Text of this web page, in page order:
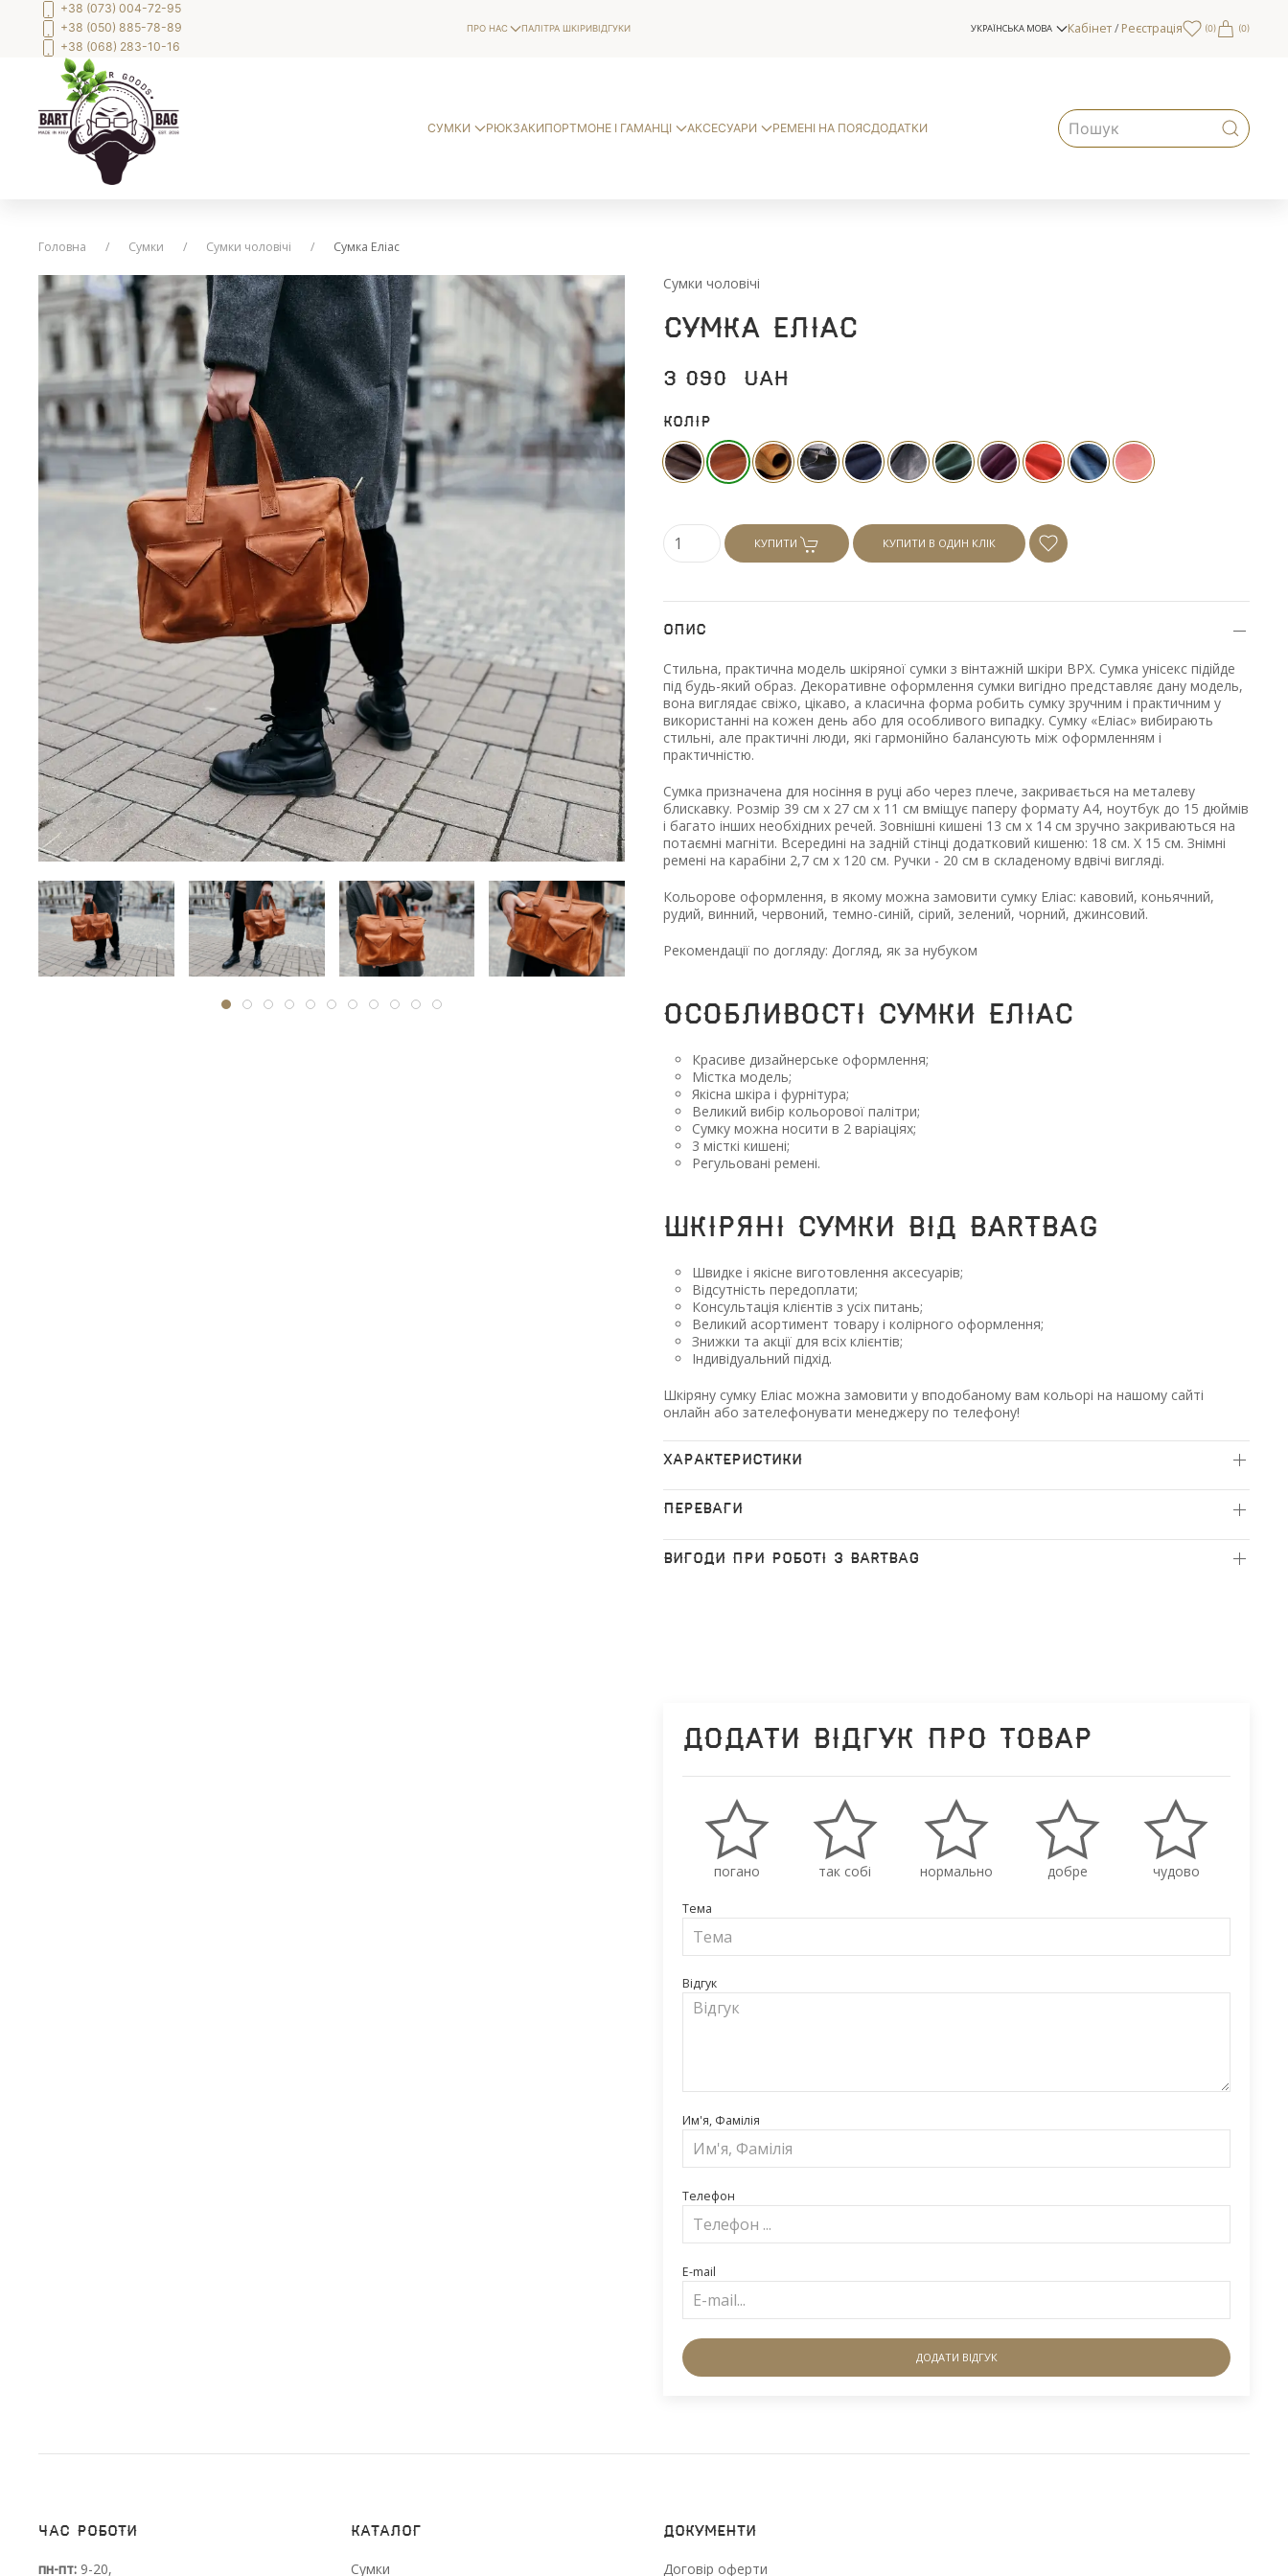
+38 (073) 004-72-95
+38 (050) 885-78-89
+38 (068) 283-10-16
ПРО НАС ПАЛІТРА ШКІРИВІДГУКИ УКРАЇНСЬКА МОВА Кабінет/Реєстрація (0) (0)
СУМКИ РЮКЗАКИПОРТМОНЕ І ГАМАНЦІ АКСЕСУАРИ РЕМЕНІ НА ПОЯСДОДАТКИ
Головна Сумки Сумки чоловічі Сумка Еліас
Сумки чоловічі
Сумка Еліас
3 090 UAH
Колір
КУПИТИ КУПИТИ В ОДИН КЛІК
Опис
Стильна, практична модель шкіряної сумки з вінтажній шкіри ВРХ. Сумка унісекс підійде
під будь-який образ. Декоративне оформлення сумки вигідно представляє дану модель,
вона виглядає свіжо, цікаво, а класична форма робить сумку зручним і практичним у
використанні на кожен день або для особливого випадку. Сумку «Еліас» вибирають
стильні, але практичні люди, які гармонійно балансують між оформленням і
практичністю.
Сумка призначена для носіння в руці або через плече, закривається на металеву
блискавку. Розмір 39 см х 27 см х 11 см вміщує паперу формату А4, ноутбук до 15 дюймів
і багато інших необхідних речей. Зовнішні кишені 13 см х 14 см зручно закриваються на
потаємні магніти. Всередині на задній стінці додатковий кишеню: 18 см. Х 15 см. Знімні
ремені на карабіни 2,7 см х 120 см. Ручки - 20 см в складеному вдвічі вигляді.
Кольорове оформлення, в якому можна замовити сумку Еліас: кавовий, коньячний,
рудий, винний, червоний, темно-синій, сірий, зелений, чорний, джинсовий.
Рекомендації по догляду: Догляд, як за нубуком
ОСОБЛИВОСТІ СУМКИ Еліас
Красиве дизайнерське оформлення;
Містка модель;
Якісна шкіра і фурнітура;
Великий вибір кольорової палітри;
Сумку можна носити в 2 варіаціях;
3 місткі кишені;
Регульовані ремені.
ШКІРЯНІ СУМКИ ВІД BARTBAG
Швидке і якісне виготовлення аксесуарів;
Відсутність передоплати;
Консультація клієнтів з усіх питань;
Великий асортимент товару і колірного оформлення;
Знижки та акції для всіх клієнтів;
Індивідуальний підхід.
Шкіряну сумку Еліас можна замовити у вподобаному вам кольорі на нашому сайті
онлайн або зателефонувати менеджеру по телефону!
ХАРАКТЕРИСТИКИ
ПЕРЕВАГИ
ВИГОДИ ПРИ РОБОТІ З BARTBAG
Додати відгук про товар
погано так собі нормально добре чудово
Тема
Відгук
Им'я, Фамілія
Телефон
E-mail
ДОДАТИ ВІДГУК
Час роботи
пн-пт: 9-20,
Каталог
Сумки
Документи
Договір оферти